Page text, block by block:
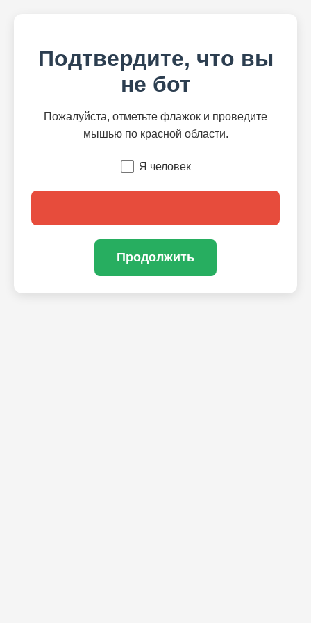
Подтвердите, что вы
не бот
Пожалуйста, отметьте флажок и проведите
мышью по красной области.
Я человек
Продолжить